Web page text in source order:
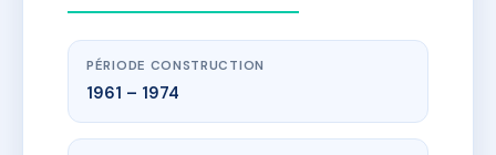
PÉRIODE CONSTRUCTION
1961 – 1974